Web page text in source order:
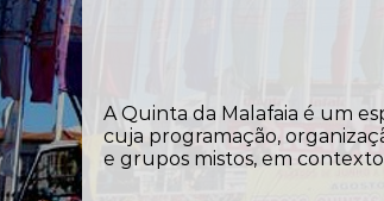
A Quinta da Malafaia é um
cuja programação,
e grupos mistos, em